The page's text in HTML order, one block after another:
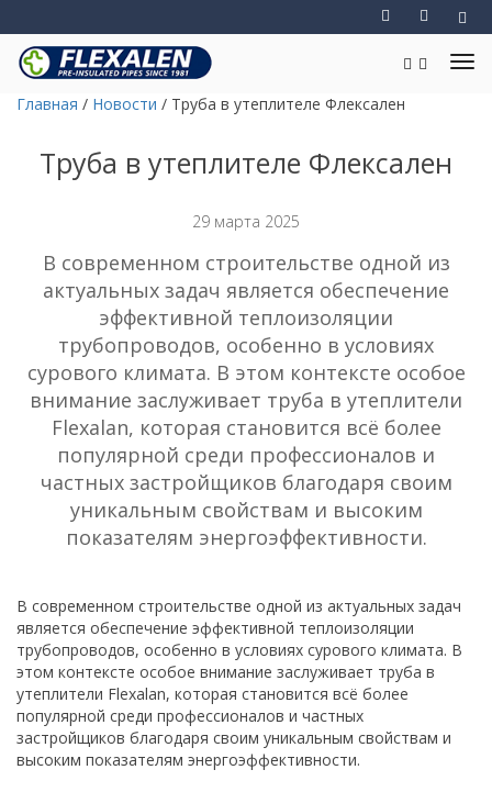
Главная / Новости / Труба в утеплителе Флексален
Труба в утеплителе Флексален
29 марта 2025
В современном строительстве одной из
актуальных задач является обеспечение
эффективной теплоизоляции
трубопроводов, особенно в условиях
сурового климата. В этом контексте особое
внимание заслуживает труба в утеплители
Flexalan, которая становится всё более
популярной среди профессионалов и
частных застройщиков благодаря своим
уникальным свойствам и высоким
показателям энергоэффективности.
В современном строительстве одной из актуальных задач
является обеспечение эффективной теплоизоляции
трубопроводов, особенно в условиях сурового климата. В
этом контексте особое внимание заслуживает труба в
утеплители Flexalan, которая становится всё более
популярной среди профессионалов и частных
застройщиков благодаря своим уникальным свойствам и
высоким показателям энергоэффективности.